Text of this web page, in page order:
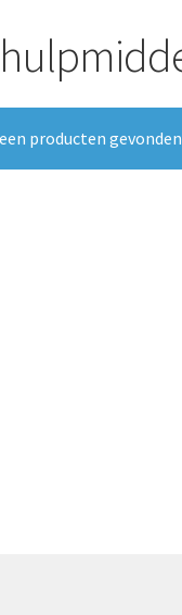
producten